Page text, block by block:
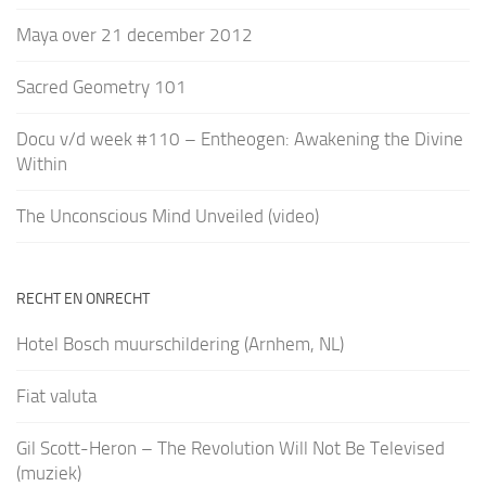
Maya over 21 december 2012
Sacred Geometry 101
Docu v/d week #110 – Entheogen: Awakening the Divine
Within
The Unconscious Mind Unveiled (video)
RECHT EN ONRECHT
Hotel Bosch muurschildering (Arnhem, NL)
Fiat valuta
Gil Scott-Heron – The Revolution Will Not Be Televised
(muziek)